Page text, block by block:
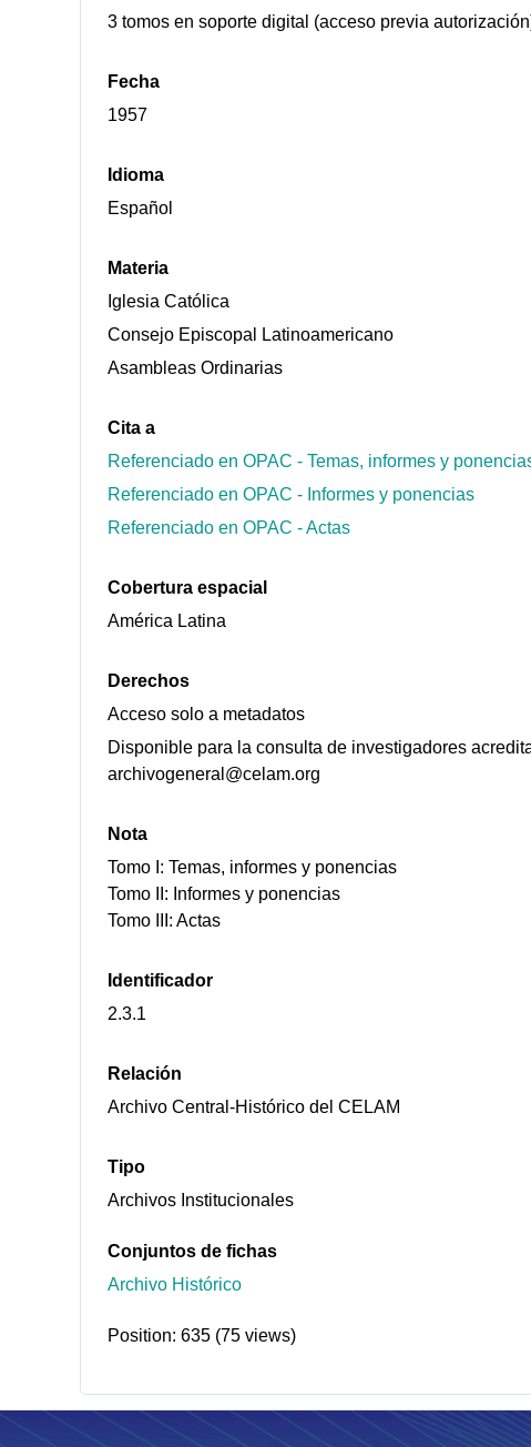
3 tomos en soporte digital (acceso previa
Fecha
1957
Idioma
Español
Materia
Iglesia Católica
Consejo Episcopal Latinoamericano
Asambleas Ordinarias
Cita a
Referenciado en OPAC - Temas, informes y
Referenciado en OPAC - Informes y ponencias
Referenciado en OPAC - Actas
Cobertura espacial
América Latina
Derechos
Acceso solo a metadatos
Disponible para la consulta de investigadores
archivogeneral@celam.org
Nota
Tomo I: Temas, informes y ponencias
Tomo II: Informes y ponencias
Tomo III: Actas
Identificador
2.3.1
Relación
Archivo Central-Histórico del CELAM
Tipo
Archivos Institucionales
Conjuntos de fichas
Archivo Histórico
Position: 635 (75 views)